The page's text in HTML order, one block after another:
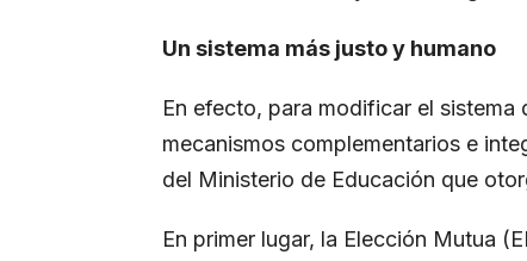
Un sistema más justo y humano
En efecto, para modificar el
mecanismos complementarios e
del Ministerio de Educación que
En primer lugar, la Elección Mutua